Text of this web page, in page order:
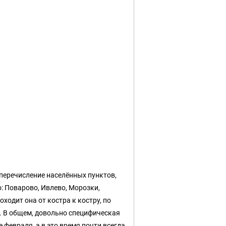
населённых пунктов,
Поварово, Ивлево, Морозки,
она от костра к костру, по
общем, довольно специфическая